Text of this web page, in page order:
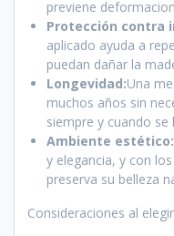
previene
Protección contra
aplicado ayuda a
puedan dañar la
Longevidad:Una
muchos años sin
siempre y cuando
Ambiente estético:
y elegancia, y con
preserva su belleza
Consideraciones al